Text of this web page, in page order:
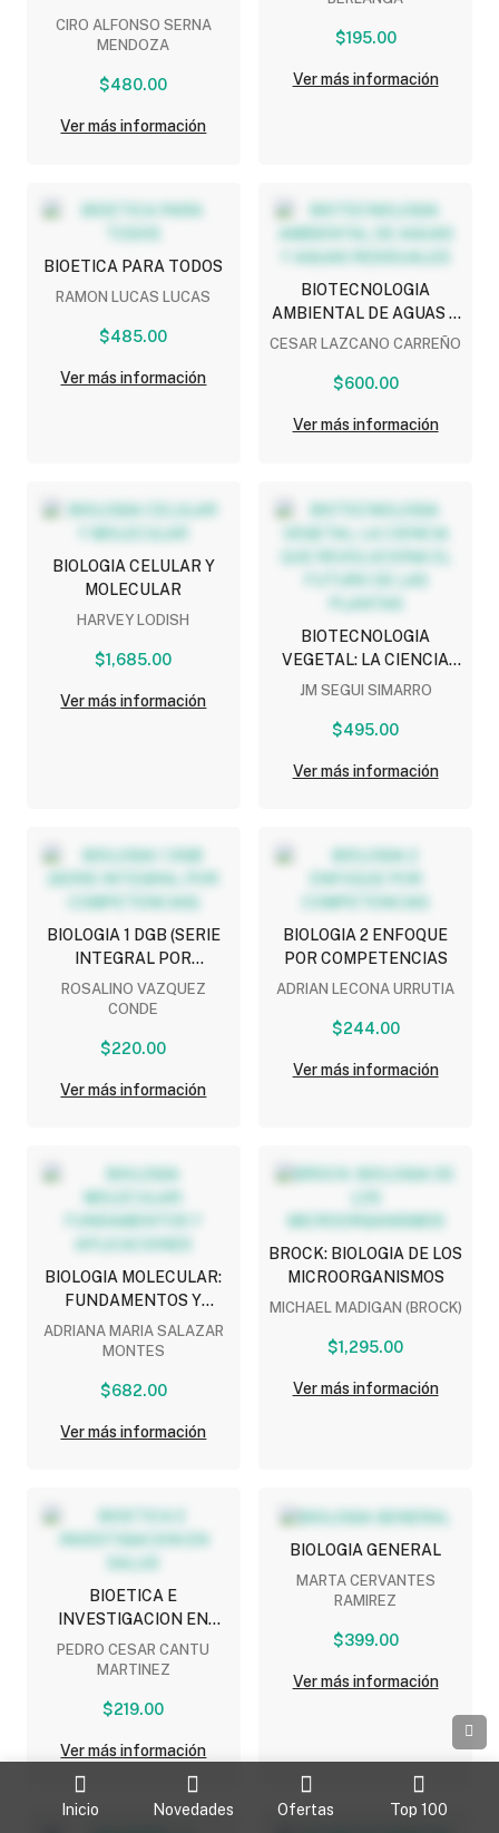
Inicio Novedades Ofertas Top 100
SOSTENIBLE
CIRO ALFONSO SERNA
MENDOZA
$480.00
Ver más información
$195.00
Ver más información
BIOETICA PARA TODOS
RAMON LUCAS LUCAS
$485.00
Ver más información
BIOTECNOLOGIA
AMBIENTAL DE AGUAS Y
AGUAS RESIDUALES
CESAR LAZCANO CARREÑO
$600.00
Ver más información
BIOLOGIA CELULAR Y
MOLECULAR
HARVEY LODISH
$1,685.00
Ver más información
BIOTECNOLOGIA
VEGETAL: LA CIENCIA
QUE REVOLUCIONA EL
PLANTAS
JM SEGUI SIMARRO
$495.00
Ver más información
BIOLOGIA 1 DGB (SERIE
INTEGRAL POR
COMPETENCIAS)
ROSALINO VAZQUEZ
CONDE
$220.00
Ver más información
BIOLOGIA 2 ENFOQUE
POR COMPETENCIAS
ADRIAN LECONA URRUTIA
$244.00
Ver más información
BIOLOGIA MOLECULAR:
FUNDAMENTOS Y
APLICACIONES
ADRIANA MARIA SALAZAR
MONTES
$682.00
Ver más información
BROCK: BIOLOGIA DE LOS
MICROORGANISMOS
MICHAEL MADIGAN (BROCK)
$1,295.00
Ver más información
BIOETICA E
INVESTIGACION EN
SALUD
PEDRO CESAR CANTU
MARTINEZ
$219.00
Ver más información
BIOLOGIA GENERAL
MARTA CERVANTES
RAMIREZ
$399.00
Ver más información